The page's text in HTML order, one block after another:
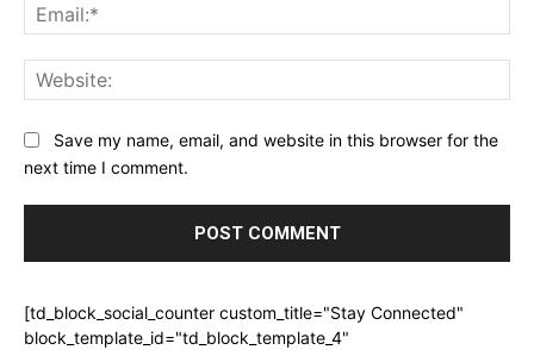
Save my name, email, and website in this browser for the
next time I comment.
[td_block_social_counter custom_title="Stay Connected"
block_template_id="td_block_template_4"